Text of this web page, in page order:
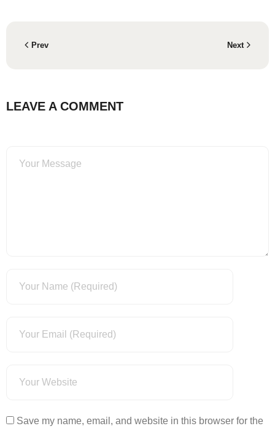
Prev Next
LEAVE A COMMENT
Save my name, email, and website in this browser for the